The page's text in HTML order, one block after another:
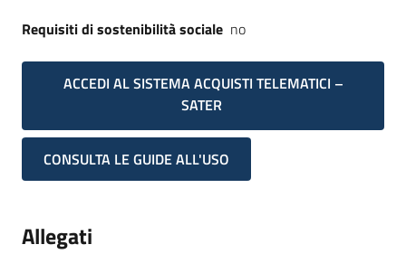
Requisiti di sostenibilità sociale no
ACCEDI AL SISTEMA ACQUISTI TELEMATICI –
SATER
CONSULTA LE GUIDE ALL'USO
Allegati